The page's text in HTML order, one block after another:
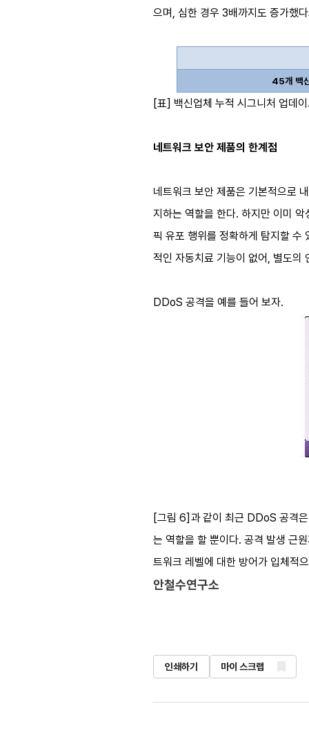
으며, 심한 경우 3배까지도 증가했
45개 백
[표] 백신업체 누적 시그니처 업
네트워크 보안 제품의 한계점
네트워크 보안 제품은 기본적으로
지하는 역할을 한다. 하지만 이미
픽 유포 행위를 정확하게 탐지할 수
적인 자동치료 기능이 없어, 별도의
DDoS 공격을 예를 들어 보자.
[그림 6]과 같이 최근 DDoS 공격
는 역할을 할 뿐이다. 공격 발생 근
트워크 레벨에 대한 방어가 입체적
안철수연구소
인쇄하기 마이 스크랩